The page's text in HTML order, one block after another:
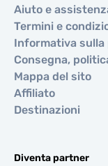
Aiuto e
Termini e
Informativa sulla
Consegna,
Mappa del sito
Affiliato
Destinazioni
Diventa partner